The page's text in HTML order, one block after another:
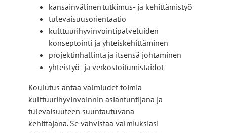
kansainvälinen tutkimus- ja kehittämistyö
tulevaisuusorientaatio
kulttuurihyvinvointipalveluiden
konseptointi ja yhteiskehittäminen
projektinhallinta ja itsensä johtaminen
yhteistyö- ja verkostoitumistaidot
Koulutus antaa valmiudet toimia
kulttuurihyvinvoinnin asiantuntijana ja
tulevaisuuteen suuntautuvana
kehittäjänä. Se vahvistaa valmiuksiasi